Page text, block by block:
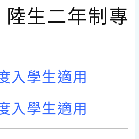
陸生二年制專
入學生適用
入學生適用